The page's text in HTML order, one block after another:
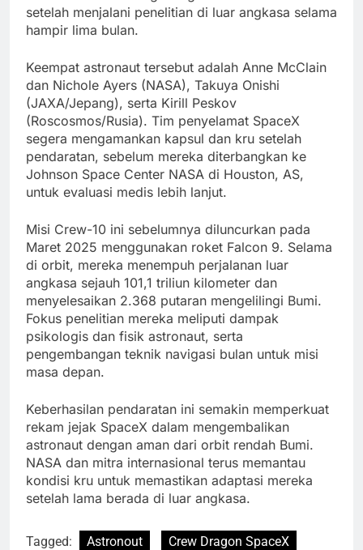
setelah menjalani penelitian di luar angkasa selama
hampir lima bulan.
Keempat astronaut tersebut adalah Anne McClain
dan Nichole Ayers (NASA), Takuya Onishi
(JAXA/Jepang), serta Kirill Peskov
(Roscosmos/Rusia). Tim penyelamat SpaceX
segera mengamankan kapsul dan kru setelah
pendaratan, sebelum mereka diterbangkan ke
Johnson Space Center NASA di Houston, AS,
untuk evaluasi medis lebih lanjut.
Misi Crew-10 ini sebelumnya diluncurkan pada
Maret 2025 menggunakan roket Falcon 9. Selama
di orbit, mereka menempuh perjalanan luar
angkasa sejauh 101,1 triliun kilometer dan
menyelesaikan 2.368 putaran mengelilingi Bumi.
Fokus penelitian mereka meliputi dampak
psikologis dan fisik astronaut, serta
pengembangan teknik navigasi bulan untuk misi
masa depan.
Keberhasilan pendaratan ini semakin memperkuat
rekam jejak SpaceX dalam mengembalikan
astronaut dengan aman dari orbit rendah Bumi.
NASA dan mitra internasional terus memantau
kondisi kru untuk memastikan adaptasi mereka
setelah lama berada di luar angkasa.
Tagged: Astronout
Crew Dragon SpaceX